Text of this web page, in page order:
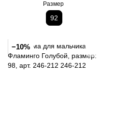
Размер
92
−10%